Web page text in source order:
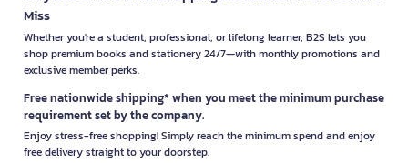
Miss
Whether you're a student, professional, or lifelong learner, B2S lets you
shop premium books and stationery 24/7—with monthly promotions and
exclusive member perks.
Free nationwide shipping* when you meet the minimum purchase
requirement set by the company.
Enjoy stress-free shopping! Simply reach the minimum spend and enjoy
free delivery straight to your doorstep.